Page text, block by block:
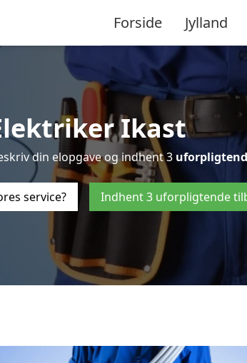
Forside Jylland
Ikast
din elopgave og indhent 3
service? Indhent 3 uforpligtende